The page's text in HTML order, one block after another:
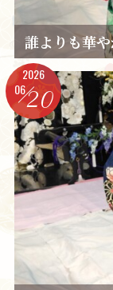
誰よりも華
2026
0620